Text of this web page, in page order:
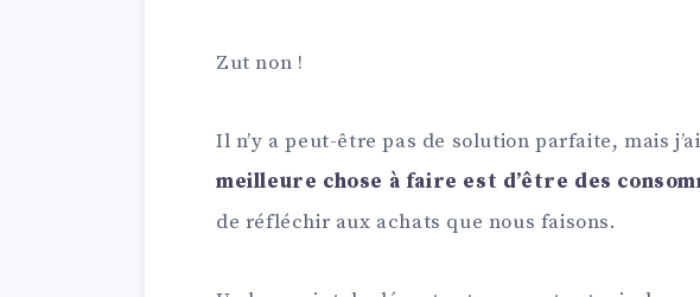
Zut non !
Il n’y a peut-être pas de solution parfaite, mais
meilleure chose à faire est d’être des
de réfléchir aux achats que nous faisons.